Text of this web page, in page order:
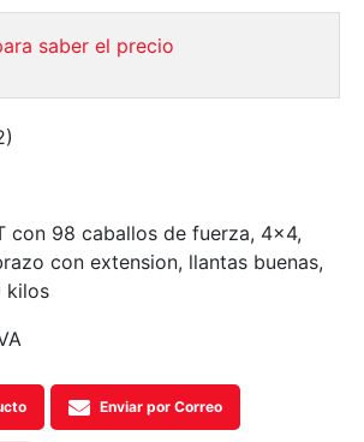
saber el precio
con 98 caballos de fuerza, 4×4,
con extension, llantas buenas,
kilos
Enviar por Correo